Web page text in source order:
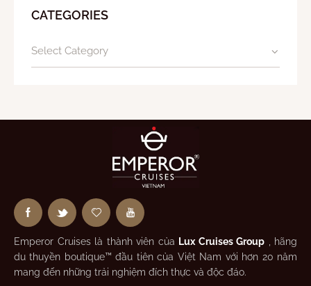
CATEGORIES
Emperor Cruises là thành viên của Lux Cruises Group , hãng
du thuyền boutique™ đầu tiên của Việt Nam với hơn 20 năm
mang đến những trải nghiệm đích thực và độc đáo.